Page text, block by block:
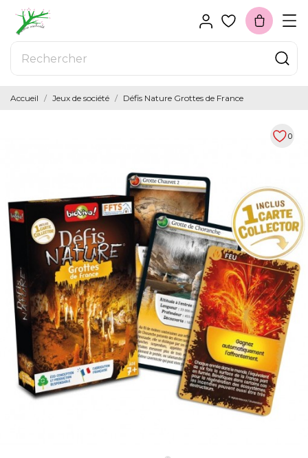
Accueil Jeux de société Défis Nature Grottes de France
0